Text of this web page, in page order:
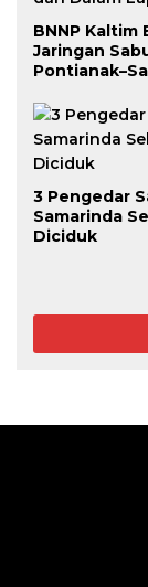
BNNP Kaltim
Jaringan
dari Dalam
3 Pengedar
Samarinda
Diciduk